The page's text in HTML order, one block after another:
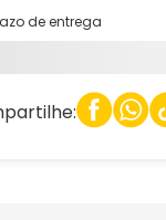
de entrega